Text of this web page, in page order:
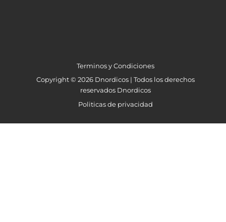
Terminos y Condiciones
Copyright © 2026 Dnordicos | Todos los derechos
reservados Dnordicos
Politicas de privacidad